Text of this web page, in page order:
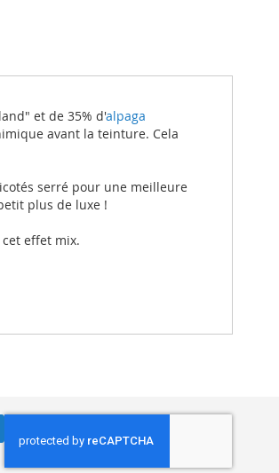
et de 35% d'alpaga
avant la teinture. Cela
serré pour une meilleure
plus de luxe !
effet mix.